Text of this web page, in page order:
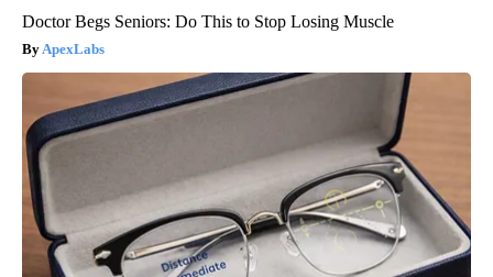
Doctor Begs Seniors: Do This to Stop Losing Muscle
ApexLabs